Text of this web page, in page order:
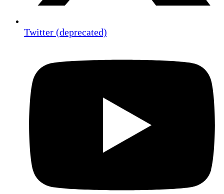
Twitter (deprecated)